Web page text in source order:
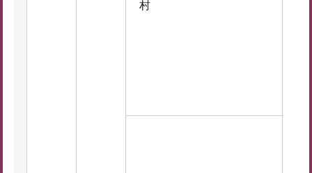
村